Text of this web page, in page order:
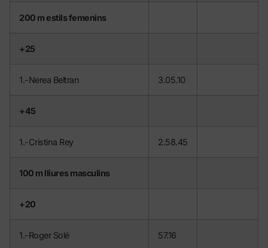
200 m estils femenins
+25
1.-Nerea Beltran 3.05.10
+45
1.-Cristina Rey 2.58.45
100 m lliures masculins
+20
1.-Roger Solé 57.16